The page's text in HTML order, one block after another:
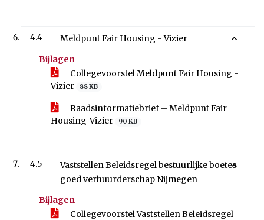
4.4
Meldpunt Fair Housing - Vizier
Bijlagen
Collegevoorstel Meldpunt Fair Housing -
Vizier
88 KB
Raadsinformatiebrief – Meldpunt Fair
Housing-Vizier
90 KB
4.5
Vaststellen Beleidsregel bestuurlijke boetes
goed verhuurderschap Nijmegen
Bijlagen
Collegevoorstel Vaststellen Beleidsregel